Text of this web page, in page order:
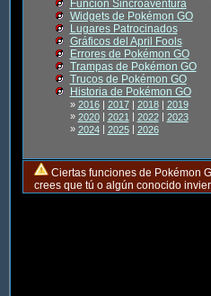
Función Sincroaventura
Widgets de Pokémon GO
Lugares Patrocinados
Gráficos del April Fools
Errores de Pokémon GO
Trampas de Pokémon GO
Trucos de Pokémon GO
Historia de Pokémon GO
» 2016| 2017| 2018| 2019
» 2020| 2021| 2022| 2023
» 2024| 2025| 2026
Ciertas funciones de Pokémon
crees que tú o algún conocido